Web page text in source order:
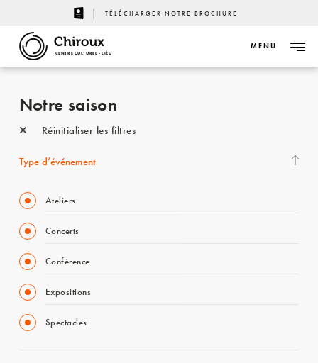
TÉLÉCHARGER NOTRE BROCHURE
CENTRE CULTUREL - LIÈGE
MENU
Notre saison
Réinitialiser les filtres
Type d’événement
Ateliers
Concerts
Conférence
Expositions
Spectacles